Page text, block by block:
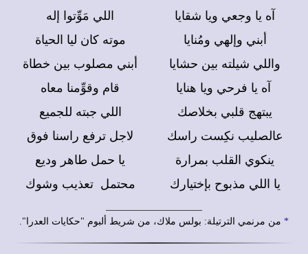
اللي مَوِّتوا إله
موته كان ليا الحياة
أبني مصلوب بين خطاة
قام وقوِّمنا معاه
اللي جبته للجميع
لاجل ترفع راسنا فوق
يا حمل طاهر وديع
محتمل تعذيب وشوك
آه يا وجعي ويا شقايا
أبني وإلهي ومُنايا
واللي شيلته بين حشايا
آه يا فرحي ويا هنايا
يبتهج قلبي بخلاصك
عالصليب نكِست راسك
ينكوي القلب بمرارة
يا اللي مذبوح بإختيارك
* من مرنمي الترتيلة: بولس ملاك، من شريط ألبوم "حكايات العدرا".